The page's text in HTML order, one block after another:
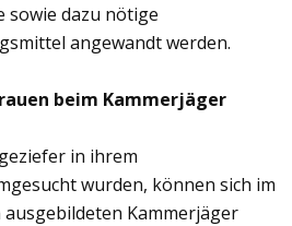
sowie dazu nötige
angewandt werden.
beim Kammerjäger
in ihrem
wurden, können sich im
Kammerjäger